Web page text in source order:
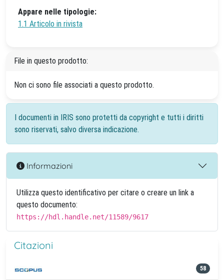
Appare nelle tipologie:
1.1 Articolo in rivista
File in questo prodotto:
Non ci sono file associati a questo prodotto.
I documenti in IRIS sono protetti da copyright e tutti i diritti
sono riservati, salvo diversa indicazione.
Informazioni
Utilizza questo identificativo per citare o creare un link a
questo documento:
https://hdl.handle.net/11589/9617
Citazioni
58